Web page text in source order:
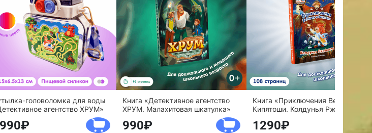
головоломка для воды
агентство ХРУМ»
Книга «Детективное агентство
ХРУМ. Малахитовая шкатулка»
990
Книга «Приключения Веснушки и
Кипятоши. Колдунья Ржавелла»
1290